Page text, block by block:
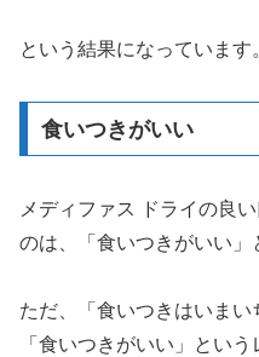
という結果になっています
食いつきがいい
メディファス ドライの良
のは、「食いつきがいい」
ただ、「食いつきはいまい
「食いつきがいい」とい